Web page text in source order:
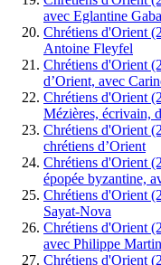
avec Eglantine
Chrétiens d'Orient
Antoine Fleyfel
Chrétiens d'Orient
d’Orient, avec
Chrétiens d'Orient
Mézières, écrivain,
Chrétiens d'Orient
chrétiens d’Orient
Chrétiens d'Orient
épopée byzantine,
Chrétiens d'Orient
Sayat-Nova
Chrétiens d'Orient
avec Philippe Martin
Chrétiens d'Orient